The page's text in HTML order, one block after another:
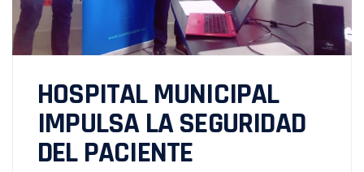
HOSPITAL MUNICIPAL
IMPULSA LA SEGURIDAD
DEL PACIENTE